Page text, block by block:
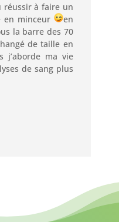
réussir à faire un
en minceur
en
la barre des 70
de taille en
j’aborde ma vie
de sang plus